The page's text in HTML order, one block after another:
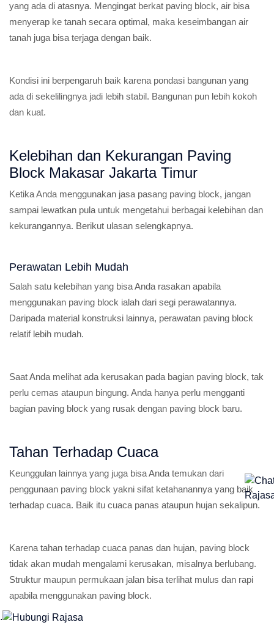
yang ada di atasnya. Mengingat berkat paving block, air bisa
menyerap ke tanah secara optimal, maka keseimbangan air
tanah juga bisa terjaga dengan baik.
Kondisi ini berpengaruh baik karena pondasi bangunan yang
ada di sekelilingnya jadi lebih stabil. Bangunan pun lebih kokoh
dan kuat.
Kelebihan dan Kekurangan Paving
Block Makasar Jakarta Timur
Ketika Anda menggunakan jasa pasang paving block, jangan
sampai lewatkan pula untuk mengetahui berbagai kelebihan dan
kekurangannya. Berikut ulasan selengkapnya.
Perawatan Lebih Mudah
Salah satu kelebihan yang bisa Anda rasakan apabila
menggunakan paving block ialah dari segi perawatannya.
Daripada material konstruksi lainnya, perawatan paving block
relatif lebih mudah.
Saat Anda melihat ada kerusakan pada bagian paving block, tak
perlu cemas ataupun bingung. Anda hanya perlu mengganti
bagian paving block yang rusak dengan paving block baru.
Tahan Terhadap Cuaca
Keunggulan lainnya yang juga bisa Anda temukan dari
penggunaan paving block yakni sifat ketahanannya yang baik
terhadap cuaca. Baik itu cuaca panas ataupun hujan sekalipun.
Karena tahan terhadap cuaca panas dan hujan, paving block
tidak akan mudah mengalami kerusakan, misalnya berlubang.
Struktur maupun permukaan jalan bisa terlihat mulus dan rapi
apabila menggunakan paving block.
.